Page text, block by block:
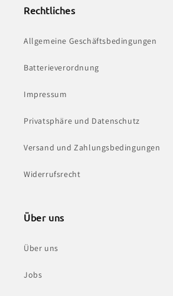
Rechtliches
Allgemeine Geschäftsbedingungen
Batterieverordnung
Impressum
Privatsphäre und Datenschutz
Versand und Zahlungsbedingungen
Widerrufsrecht
Über uns
Über uns
Jobs